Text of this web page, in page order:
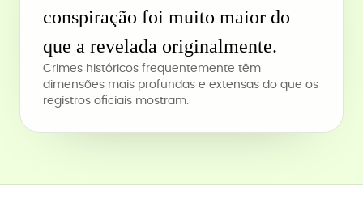
conspiração foi muito maior do
que a revelada originalmente.
Crimes históricos frequentemente têm
dimensões mais profundas e extensas do que os
registros oficiais mostram.